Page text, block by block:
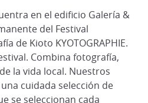
en el edificio Galería &
del Festival
de Kioto KYOTOGRAPHIE.
Combina fotografía,
la vida local. Nuestros
cuidada selección de
se seleccionan cada